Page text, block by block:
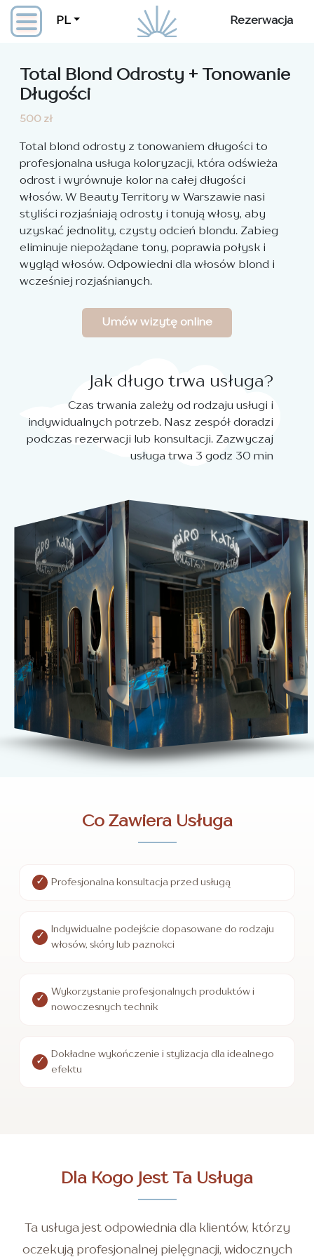
PL Rezerwacja
Total Blond Odrosty + Tonowanie
Długości
500 zł
Total blond odrosty z tonowaniem długości to
profesjonalna usługa koloryzacji, która odświeża
odrost i wyrównuje kolor na całej długości
włosów. W Beauty Territory w Warszawie nasi
styliści rozjaśniają odrosty i tonują włosy, aby
uzyskać jednolity, czysty odcień blondu. Zabieg
eliminuje niepożądane tony, poprawia połysk i
wygląd włosów. Odpowiedni dla włosów blond i
wcześniej rozjaśnianych.
Umów wizytę online
Jak długo trwa usługa?
Czas trwania zależy od rodzaju usługi i
indywidualnych potrzeb. Nasz zespół doradzi
podczas rezerwacji lub konsultacji. Zazwyczaj
usługa trwa 3 godz 30 min
Co Zawiera Usługa
Profesjonalna konsultacja przed usługą
Indywidualne podejście dopasowane do rodzaju
włosów, skóry lub paznokci
Wykorzystanie profesjonalnych produktów i
nowoczesnych technik
Dokładne wykończenie i stylizacja dla idealnego
efektu
Dla Kogo Jest Ta Usługa
Ta usługa jest odpowiednia dla klientów, którzy
oczekują profesjonalnej pielęgnacji, widocznych